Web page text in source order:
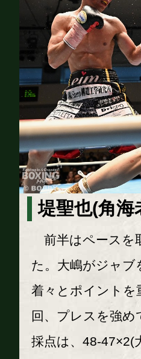
堤聖也(角海
前半はペースを
た。大嶋がジャブ
着々とポイントを
回、プレスを強め
採点は、48-47×2(